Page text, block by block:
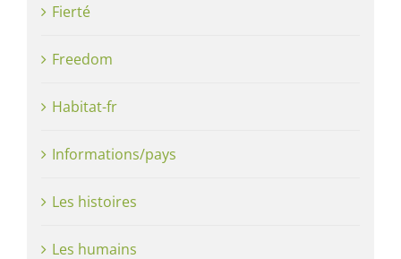
Fierté
Freedom
Habitat-fr
Informations/pays
Les histoires
Les humains